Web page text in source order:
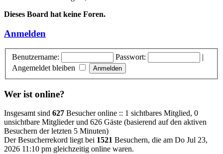
Dieses Board hat keine Foren.
Anmelden
Benutzername: Passwort:
|
Angemeldet bleiben
Wer ist online?
Insgesamt sind 627 Besucher online :: 1 sichtbares Mitglied, 0
unsichtbare Mitglieder und 626 Gäste (basierend auf den aktiven
Besuchern der letzten 5 Minuten)
Der Besucherrekord liegt bei 1521 Besuchern, die am Do Jul 23,
2026 11:10 pm gleichzeitig online waren.